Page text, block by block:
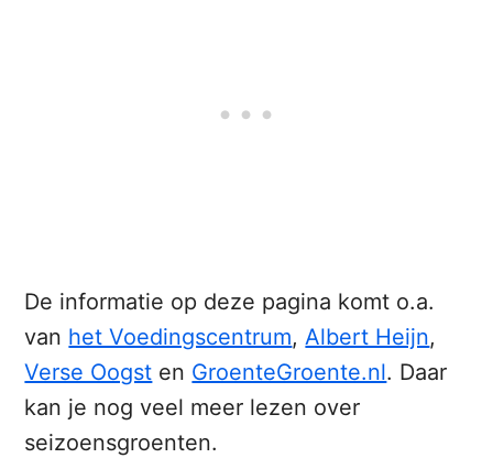
De informatie op deze pagina komt o.a.
van het Voedingscentrum,Albert Heijn,
Verse Oogst en GroenteGroente.nl. Daar
kan je nog veel meer lezen over
seizoensgroenten.